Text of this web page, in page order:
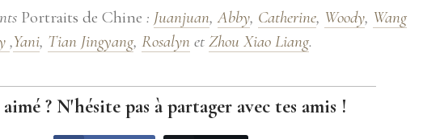
Portraits de Chine : Juanjuan,Abby, Catherine, Woody, Wang
,Yani, Tian Jingyang, Rosalyn et Zhou Xiao Liang.
aimé ? N'hésite pas à partager avec tes amis !